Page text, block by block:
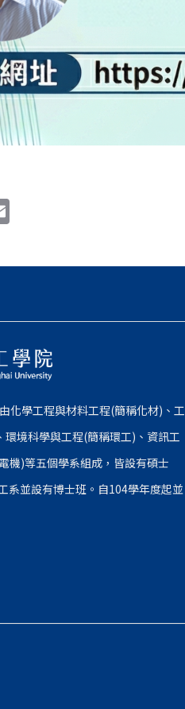
化學工程與材料工程(簡稱化材)、工
境科學與工程(簡稱環工)、資訊工
機)等五個學系組成，皆設有碩士
系並設有博士班。自104學年度起並